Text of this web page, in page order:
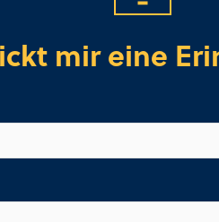
mir eine